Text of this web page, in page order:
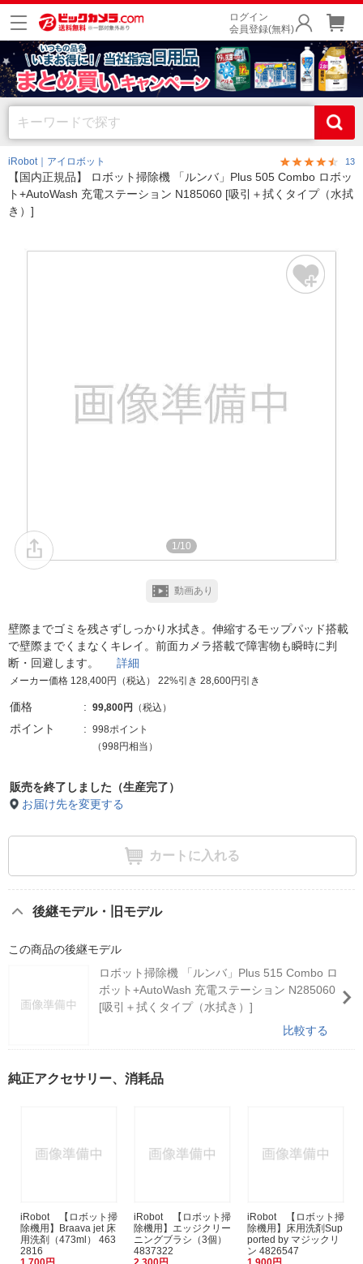
ログイン
会員登録(無料)
iRobot｜アイロボット 13
【国内正規品】 ロボット掃除機 「ルンバ」Plus 505 Combo ロボッ
ト+AutoWash 充電ステーション N185060 [吸引＋拭くタイプ（水拭
き）]
1/10
動画あり
壁際までゴミを残さずしっかり水拭き。伸縮するモップパッド搭載
で壁際までくまなくキレイ。前面カメラ搭載で障害物も瞬時に判
断・回避します。 詳細
メーカー価格 128,400円（税込） 22%引き 28,600円引き
価格 99,800円 （税込）
ポイント
998ポイント
（998円相当）
販売を終了しました（生産完了）
お届け先を変更する
カートに入れる
後継モデル・旧モデル
この商品の後継モデル
ロボット掃除機 「ルンバ」Plus 515 Combo ロ
ボット+AutoWash 充電ステーション N285060
[吸引＋拭くタイプ（水拭き）]
比較する
純正アクセサリー、消耗品
iRobot 【ロボット掃
除機用】Braava jet 床
用洗剤（473ml） 463
2816
iRobot 【ロボット掃
除機用】エッジクリー
ニングブラシ（3個）
4837322
iRobot 【ロボット掃
除機用】床用洗剤Sup
ported by マジックリ
ン 4826547